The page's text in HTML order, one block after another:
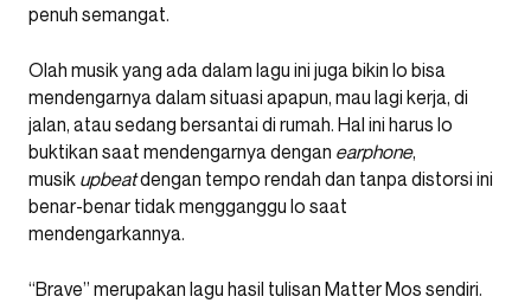
penuh semangat.
Olah musik yang ada dalam lagu ini juga bikin lo bisa
mendengarnya dalam situasi apapun, mau lagi kerja, di
jalan, atau sedang bersantai di rumah. Hal ini harus lo
buktikan saat mendengarnya dengan earphone,
musik upbeatdengan tempo rendah dan tanpa distorsi ini
benar-benar tidak mengganggu lo saat
mendengarkannya.
“Brave” merupakan lagu hasil tulisan Matter Mos sendiri.